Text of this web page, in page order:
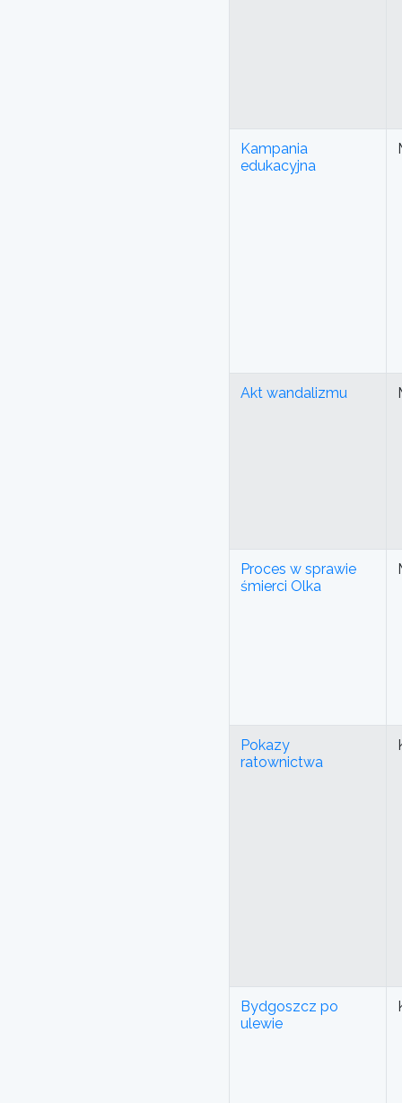
Kampania
edukacyjna
Akt wandalizmu
Proces w sprawie
śmierci Olka
Pokazy
ratownictwa
Bydgoszcz po
ulewie